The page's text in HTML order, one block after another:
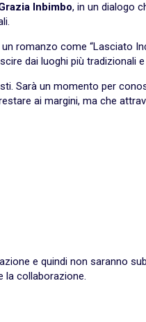
Inbimbo, in un dialogo
romanzo come “Lasciato
dai luoghi più tradizionali
Sarà un momento per
ai margini, ma che
e quindi non saranno
la collaborazione.